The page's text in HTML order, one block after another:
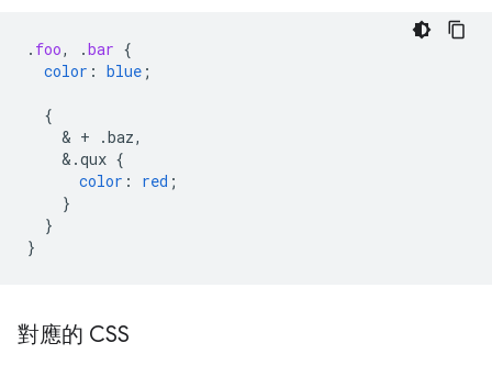
. foo, .bar {
color : blue ;
{
    &
+
.baz,
& .qux {
color : red ;
}
}
}
對應的 CSS